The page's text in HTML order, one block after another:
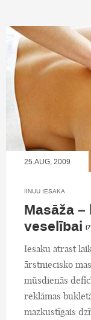
25.AUG, 2009
IINUU IESAKA
Masāža
veselībai
Iesaku atrast
ārstniecisko
mūsdienās
reklāmas
mazkustīgais